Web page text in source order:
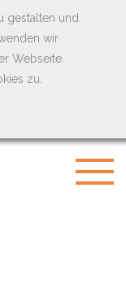
gestalten und
wir
Webseite
zu.